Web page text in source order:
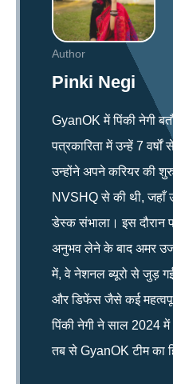
Author
Pinki Negi
GyanOK में पिंकी नेगी
पत्रकारिता में उन्हें 7
उन्होंने अपने करियर की
NVSHQ से की थी,
डेस्क संभाला। इस दौरान
अनुभव लेने के बाद अमर
में, वे नेशनल ब्यूरो से जुड़
और डिफेंस जैसे कई महत्वपूर्ण
पिंकी नेगी ने साल 2024
तब से GyanOK टीम का